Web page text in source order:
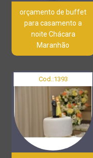
orçamento de buffet
para casamento a
noite Chácara
Maranhão
Cod.:1393